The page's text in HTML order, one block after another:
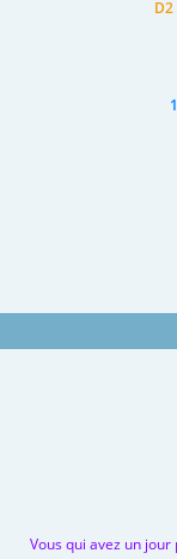
Vous qui avez un